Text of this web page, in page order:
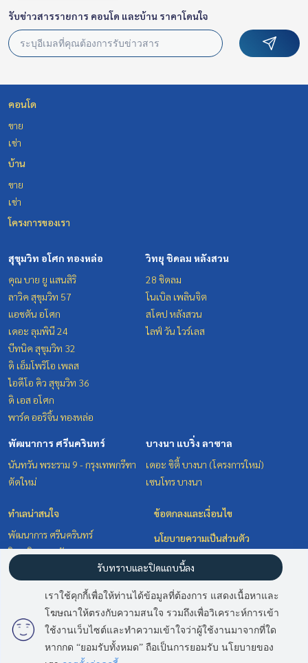
รับข่าวสารรายการ คอนโด และบ้าน ราคาโดนใจ
คอนโด
ขาย
เช่า
บ้าน
ขาย
เช่า
โครงการของเรา
สุขุมวิท อโศก ทองหล่อ
คุณ บาย ยู แสนสิริ
ลาวิค สุขุมวิท 57
แอชตัน อโศก
เดอะ ลุมพินี 24
บีทนิค สุขุมวิท 32
ดิ เอ็มโพริโอ เพลส
ไอดีโอ คิว สุขุมวิท 36
ดิ เอส อโศก
พาร์ค ออริจิ้น ทองหล่อ
วิทยุ ชิดลม หลังสวน
28 ชิดลม
โนเบิล เพลินจิต
สโคป หลังสวน
ไลฟ์ วัน ไวร์เลส
พัฒนาการ ศรีนครินทร์
นันทวัน พระราม 9 - กรุงเทพกรีฑา
ตัดใหม่
บางนา แบริ่ง ลาซาล
เดอะ ซิตี้ บางนา (โครงการใหม่)
เซนโทร บางนา
ทำเลน่าสนใจ
พัฒนาการ ศรีนครินทร์
วิทยุ ชิดลม หลังสวน
สุขุมวิท อโศก ทองหล่อ
ข้อตกลงและเงื่อนไข
นโยบายความเป็นส่วนตัว
เกี่ยวกับเรา
วิธีการฝากขาย-เช่า
ติดต่อ
เราใช้คุกกี้เพื่อให้ท่านได้ข้อมูลที่ต้องการ แสดงเนื้อหาและ
โฆษณาให้ตรงกับความสนใจ รวมถึงเพื่อวิเคราะห์การเข้า
ใช้งานเว็บไซต์และทำความเข้าใจว่าผู้ใช้งานมาจากที่ใด
หากกด “ยอมรับทั้งหมด” ถือเป็นการยอมรับ นโยบายของ
รับทราบและปิดแถบนี้ลง